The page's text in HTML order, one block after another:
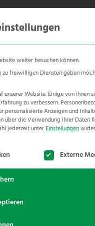
JOBS
Vorstellungen
weiter besuchen können.
zu freiwilligen Diensten geben
Website. Einige von ihnen
zu verbessern.
personalisierte Anzeigen und
über die Verwendung Ihrer Daten
jederzeit unterEinstellungen
für die eine Externe